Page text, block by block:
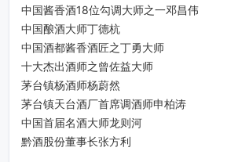
中国酱香酒18位勾调大师之一邓昌伟
中国酿酒大师丁德杭
中国酒都酱香酒匠之丁勇大师
十大杰出酒师之曾佐益大师
茅台镇杨酒师杨蔚然
茅台镇天台酒厂首席调酒师申柏涛
中国首届名酒大师龙则河
黔酒股份董事长张方利